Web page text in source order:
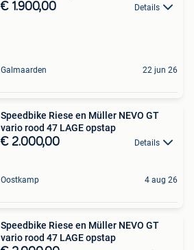
€ 1.900,00 Details
Galmaarden 22 jun 26
Speedbike Riese en Müller NEVO GT
vario rood 47 LAGE opstap
€ 2.000,00 Details
Oostkamp 4 aug 26
Speedbike Riese en Müller NEVO GT
vario rood 47 LAGE opstap